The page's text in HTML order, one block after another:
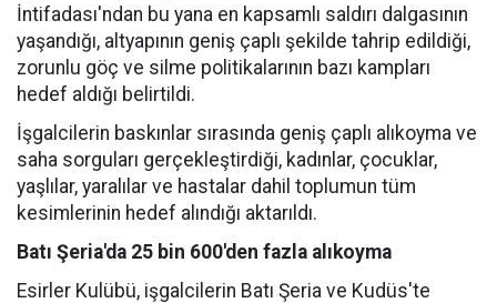
İntifadası'ndan bu yana en kapsamlı saldırı dalgasının
yaşandığı, altyapının geniş çaplı şekilde tahrip edildiği,
zorunlu göç ve silme politikalarının bazı kampları
hedef aldığı belirtildi.
İşgalcilerin baskınlar sırasında geniş çaplı alıkoyma ve
saha sorguları gerçekleştirdiği, kadınlar, çocuklar,
yaşlılar, yaralılar ve hastalar dahil toplumun tüm
kesimlerinin hedef alındığı aktarıldı.
Batı Şeria'da 25 bin 600'den fazla alıkoyma
Esirler Kulübü, işgalcilerin Batı Şeria ve Kudüs'te